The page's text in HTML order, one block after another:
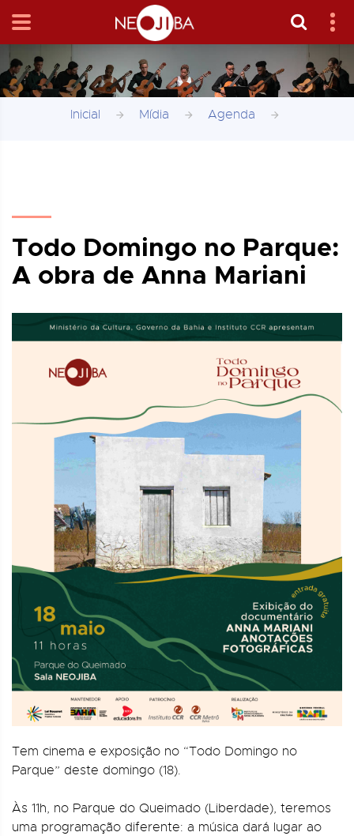
Inicial Mídia Agenda
Todo Domingo no Parque:
A obra de Anna Mariani
Tem cinema e exposição no “Todo Domingo no
Parque” deste domingo (18).
Às 11h, no Parque do Queimado (Liberdade), teremos
uma programação diferente: a música dará lugar ao